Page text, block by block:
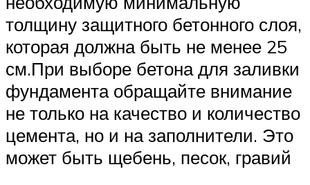
толщину защитного бетонного слоя,
которая должна быть не менее 25
см.При выборе бетона для заливки
фундамента обращайте внимание
не только на качество и количество
цемента, но и на заполнители. Это
может быть щебень, песок, гравий